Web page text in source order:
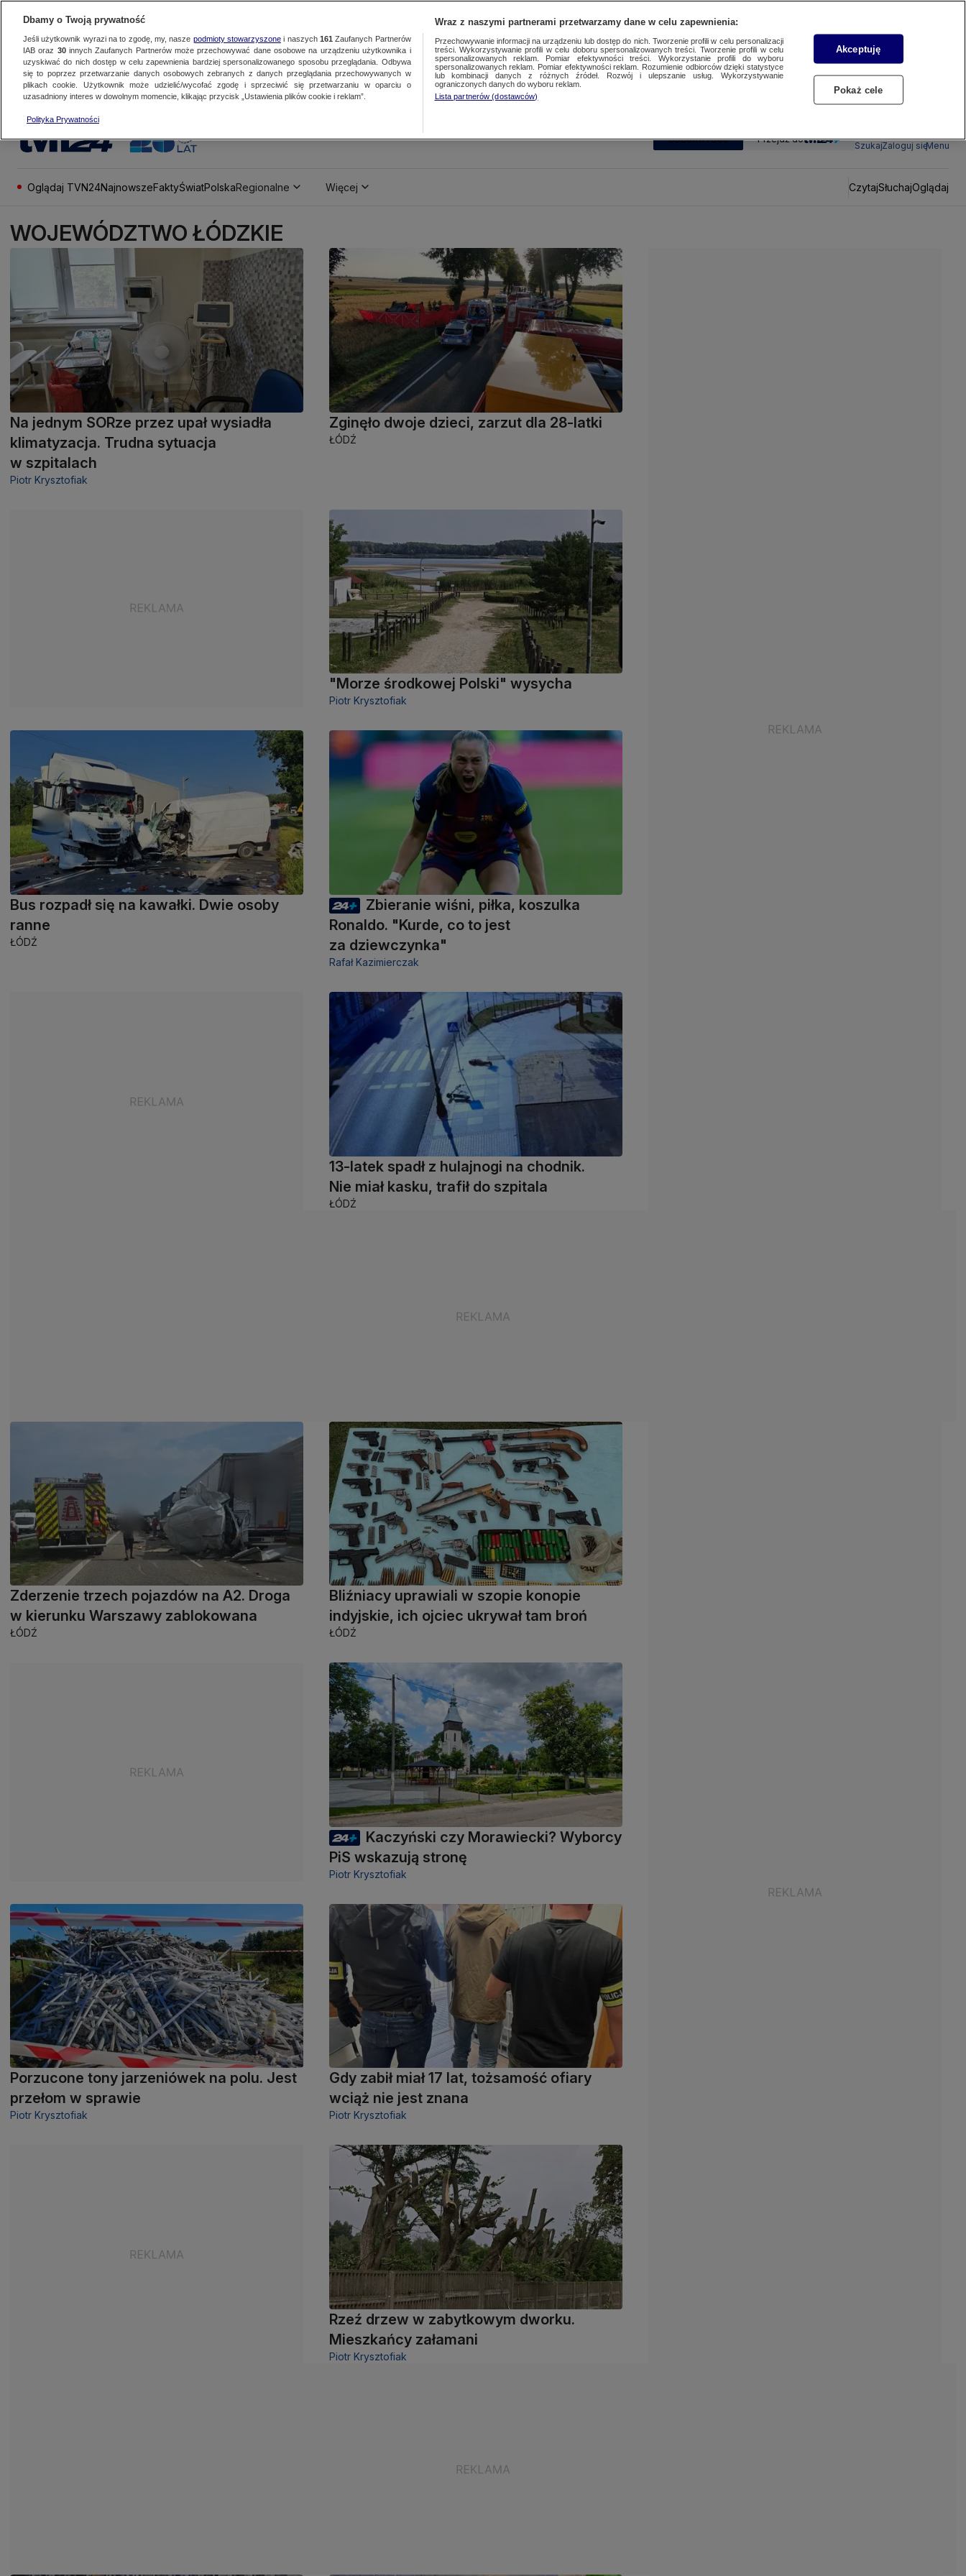
SUBSKRYBUJ Przejdź do
SzukajZaloguj sięMenu
Oglądaj TVN24NajnowszeFaktyŚwiatPolskaRegionalne Więcej CzytajSłuchajOglądaj
WOJEWÓDZTWO ŁÓDZKIE
Na jednym SORze przez upał wysiadła
klimatyzacja. Trudna sytuacja
w szpitalach
Piotr Krysztofiak
Zginęło dwoje dzieci, zarzut dla 28-latki
ŁÓDŹ
"Morze środkowej Polski" wysycha
Piotr Krysztofiak
Bus rozpadł się na kawałki. Dwie osoby
ranne
ŁÓDŹ
Zbieranie wiśni, piłka, koszulka
Ronaldo. "Kurde, co to jest
za dziewczynka"
Rafał Kazimierczak
13-latek spadł z hulajnogi na chodnik.
Nie miał kasku, trafił do szpitala
ŁÓDŹ
Zderzenie trzech pojazdów na A2. Droga
w kierunku Warszawy zablokowana
ŁÓDŹ
Bliźniacy uprawiali w szopie konopie
indyjskie, ich ojciec ukrywał tam broń
ŁÓDŹ
Kaczyński czy Morawiecki? Wyborcy
PiS wskazują stronę
Piotr Krysztofiak
Porzucone tony jarzeniówek na polu. Jest
przełom w sprawie
Piotr Krysztofiak
Gdy zabił miał 17 lat, tożsamość ofiary
wciąż nie jest znana
Piotr Krysztofiak
Rzeź drzew w zabytkowym dworku.
Mieszkańcy załamani
Piotr Krysztofiak
Dbamy o Twoją prywatność
Jeśli użytkownik wyrazi na to zgodę, my, nasze podmioty stowarzyszonei naszych 161 Zaufanych Partnerów
IAB oraz 30innych Zaufanych Partnerów może przechowywać dane osobowe na urządzeniu użytkownika i
uzyskiwać do nich dostęp w celu zapewnienia bardziej spersonalizowanego sposobu przeglądania. Odbywa
się to poprzez przetwarzanie danych osobowych zebranych z danych przeglądania przechowywanych w
plikach cookie. Użytkownik może udzielić/wycofać zgodę i sprzeciwić się przetwarzaniu w oparciu o
uzasadniony interes w dowolnym momencie, klikając przycisk „Ustawienia plików cookie i reklam”.
Polityka Prywatności
Wraz z naszymi partnerami przetwarzamy dane w celu zapewnienia:
Przechowywanie informacji na urządzeniu lub dostęp do nich. Tworzenie profili w celu personalizacji
treści. Wykorzystywanie profili w celu doboru spersonalizowanych treści. Tworzenie profili w celu
spersonalizowanych reklam. Pomiar efektywności treści. Wykorzystanie profili do wyboru
spersonalizowanych reklam. Pomiar efektywności reklam. Rozumienie odbiorców dzięki statystyce
lub kombinacji danych z różnych źródeł. Rozwój i ulepszanie usług. Wykorzystywanie
ograniczonych danych do wyboru reklam.
Lista partnerów (dostawców)
Akceptuję
Pokaż cele